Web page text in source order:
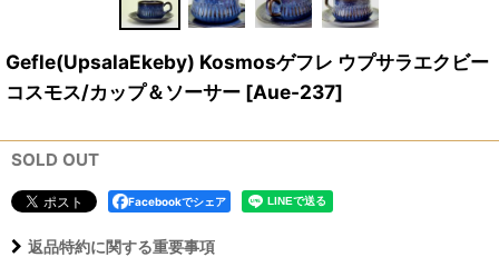
Gefle(UpsalaEkeby) Kosmosゲフレ ウプサラエクビー
コスモス/カップ＆ソーサー [Aue-237]
SOLD OUT
Facebookでシェア
返品特約に関する重要事項